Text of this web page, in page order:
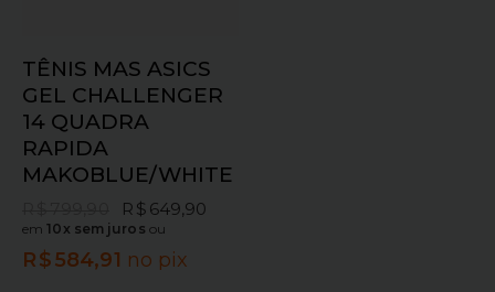
TÊNIS MAS ASICS
GEL CHALLENGER
14 QUADRA
RAPIDA
MAKOBLUE/WHITE
R$ 649,90
em10x sem juros ou
R$584,91 no pix